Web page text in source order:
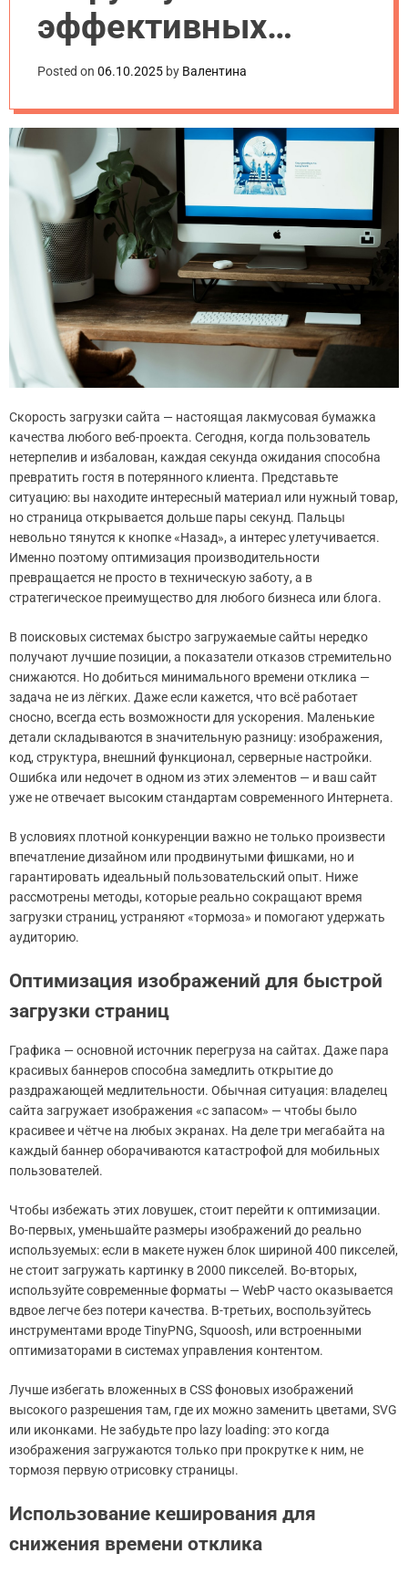
эффективных
методов
Posted on 06.10.2025 by Валентина
Скорость загрузки сайта — настоящая лакмусовая бумажка
качества любого веб-проекта. Сегодня, когда пользователь
нетерпелив и избалован, каждая секунда ожидания способна
превратить гостя в потерянного клиента. Представьте
ситуацию: вы находите интересный материал или нужный товар,
но страница открывается дольше пары секунд. Пальцы
невольно тянутся к кнопке «Назад», а интерес улетучивается.
Именно поэтому оптимизация производительности
превращается не просто в техническую заботу, а в
стратегическое преимущество для любого бизнеса или блога.
В поисковых системах быстро загружаемые сайты нередко
получают лучшие позиции, а показатели отказов стремительно
снижаются. Но добиться минимального времени отклика —
задача не из лёгких. Даже если кажется, что всё работает
сносно, всегда есть возможности для ускорения. Маленькие
детали складываются в значительную разницу: изображения,
код, структура, внешний функционал, серверные настройки.
Ошибка или недочет в одном из этих элементов — и ваш сайт
уже не отвечает высоким стандартам современного Интернета.
В условиях плотной конкуренции важно не только произвести
впечатление дизайном или продвинутыми фишками, но и
гарантировать идеальный пользовательский опыт. Ниже
рассмотрены методы, которые реально сокращают время
загрузки страниц, устраняют «тормоза» и помогают удержать
аудиторию.
Оптимизация изображений для быстрой
загрузки страниц
Графика — основной источник перегруза на сайтах. Даже пара
красивых баннеров способна замедлить открытие до
раздражающей медлительности. Обычная ситуация: владелец
сайта загружает изображения «с запасом» — чтобы было
красивее и чётче на любых экранах. На деле три мегабайта на
каждый баннер оборачиваются катастрофой для мобильных
пользователей.
Чтобы избежать этих ловушек, стоит перейти к оптимизации.
Во-первых, уменьшайте размеры изображений до реально
используемых: если в макете нужен блок шириной 400 пикселей,
не стоит загружать картинку в 2000 пикселей. Во-вторых,
используйте современные форматы — WebP часто оказывается
вдвое легче без потери качества. В-третьих, воспользуйтесь
инструментами вроде TinyPNG, Squoosh, или встроенными
оптимизаторами в системах управления контентом.
Лучше избегать вложенных в CSS фоновых изображений
высокого разрешения там, где их можно заменить цветами, SVG
или иконками. Не забудьте про lazy loading: это когда
изображения загружаются только при прокрутке к ним, не
тормозя первую отрисовку страницы.
Использование кеширования для
снижения времени отклика